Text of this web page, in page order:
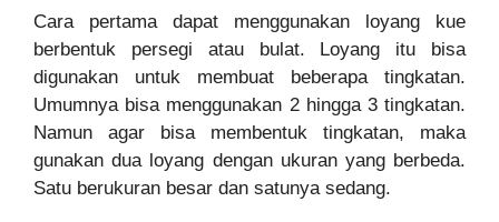
Cara pertama dapat menggunakan loyang kue
berbentuk persegi atau bulat. Loyang itu bisa
digunakan untuk membuat beberapa tingkatan.
Umumnya bisa menggunakan 2 hingga 3 tingkatan.
Namun agar bisa membentuk tingkatan, maka
gunakan dua loyang dengan ukuran yang berbeda.
Satu berukuran besar dan satunya sedang.